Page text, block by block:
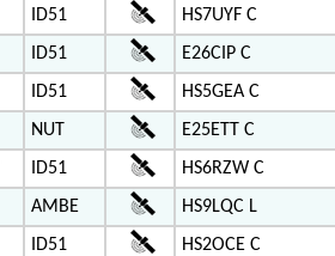
ID51 HS7UYF C
ID51 E26CIP C
ID51 HS5GEA C
NUT E25ETT C
ID51 HS6RZW C
AMBE HS9LQC L
ID51 HS2OCE C